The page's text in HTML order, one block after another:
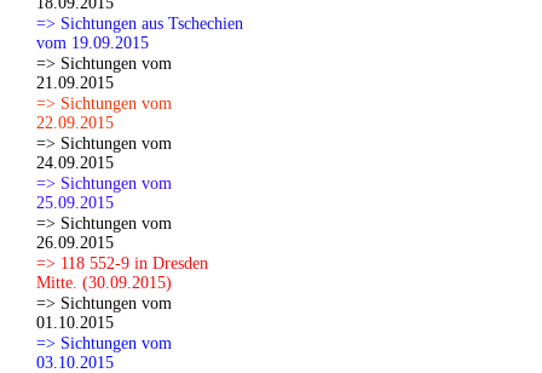
=> Sichtungen aus Tschechien
vom 19.09.2015
=> Sichtungen vom
21.09.2015
=> Sichtungen vom
22.09.2015
=> Sichtungen vom
24.09.2015
=> Sichtungen vom
25.09.2015
=> Sichtungen vom
26.09.2015
=> 118 552-9 in Dresden
Mitte. (30.09.2015)
=> Sichtungen vom
01.10.2015
=> Sichtungen vom
03.10.2015